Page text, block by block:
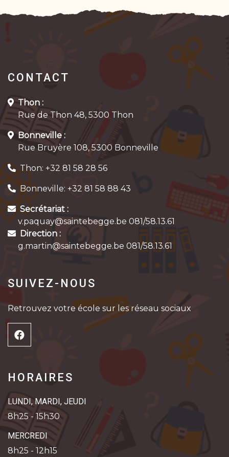
CONTACT
Thon :
Rue de Thon 48, 5300 Thon
Bonneville :
Rue Bruyère 108, 5300 Bonneville
Thon: +32 81 58 28 56
Bonneville: +32 81 58 88 43
Secrétariat :
v.paquay@saintebegge.be 081/58.13.61
Direction :
g.martin@saintebegge.be 081/58.13.61
SUIVEZ-NOUS
Retrouvez votre école sur les réseau sociaux
HORAIRES
LUNDI, MARDI, JEUDI
8h25 - 15h30
MERCREDI
8h25 - 12h15